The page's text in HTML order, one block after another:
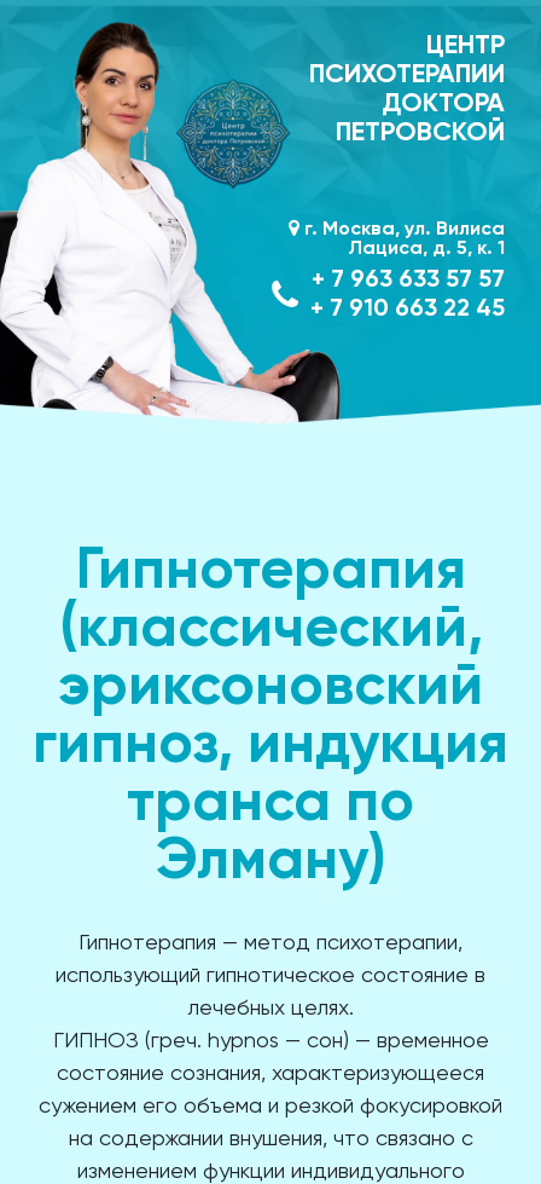
ЦЕНТР
ПСИХОТЕРАПИИ
ДОКТОРА
ПЕТРОВСКОЙ
г. Москва, ул. Вилиса
Лациса, д. 5, к. 1
+ 7 963 633 57 57
+ 7 910 663 22 45
Гипнотерапия
(классический,
эриксоновский
гипноз, индукция
транса по
Элману)
Гипнотерапия — метод психотерапии,
использующий гипнотическое состояние в
лечебных целях.
ГИПНОЗ (греч. hypnos — сон) — временное
состояние сознания, характеризующееся
сужением его объема и резкой фокусировкой
на содержании внушения, что связано с
изменением функции индивидуального